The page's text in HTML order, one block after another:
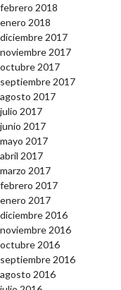
febrero 2018
enero 2018
diciembre 2017
noviembre 2017
octubre 2017
septiembre 2017
agosto 2017
julio 2017
junio 2017
mayo 2017
abril 2017
marzo 2017
febrero 2017
enero 2017
diciembre 2016
noviembre 2016
octubre 2016
septiembre 2016
agosto 2016